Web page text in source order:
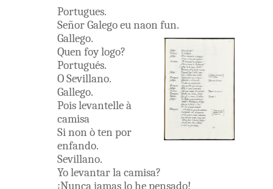
Portugues.
SeñorGalegoeunaon fun.
Gallego.
Quen foylogo?
Portugués.
OSevillano.
Gallego.
Poislevantelleà
camisa
Sinon òten por
enfando.
Sevillano.
Yolevantarlacamisa?
¡Nuncajamaslohepensado!